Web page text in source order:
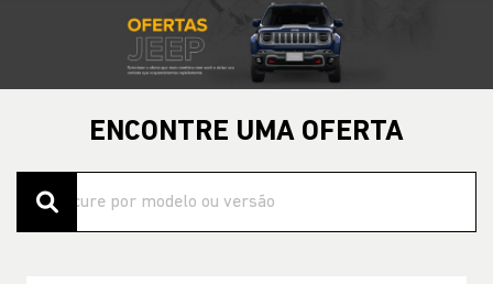
ENCONTRE UMA OFERTA